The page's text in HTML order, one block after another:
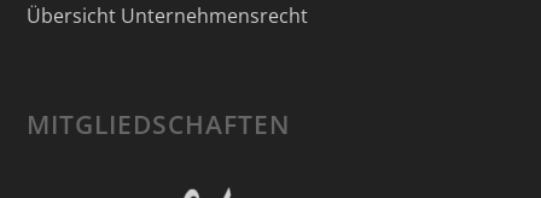
Übersicht Unternehmensrecht
MITGLIEDSCHAFTEN